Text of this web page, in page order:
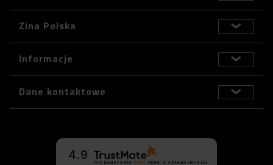
Zina Polska
Informacje
Dane kontaktowe
4.9
Na podstawie 5607 opinii z całego okresu